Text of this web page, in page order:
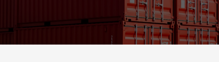
НАЗАД ВПЕРЕД